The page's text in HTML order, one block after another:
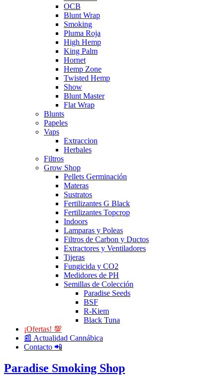
OCB
Blunt Wrap
Smoking
Pluma Roja
High Hemp
King Palm
Hornet
Hemp Zone
Twisted Hemp
Show
Blunt Master
Flat Wrap
Blunts
Papeles
Vaps
Extraccion
Herbales
Filtros
Grow Shop
Pellets Germinación
Materas
Sustratos
Fertilizantes G Black
Fertilizantes Topcrop
Indoors
Lamparas y Poleas
Filtros de Carbon y Ductos
Extractores y Ventiladores
Tijeras
Fungicida y CO2
Medidores de PH
Semillas de Colección
Paradise Seeds
BSF
R-Kiem
Black Tuna
¡Ofertas! 💯
📰 Actualidad Cannábica
Contacto 📲
Paradise Smoking Shop